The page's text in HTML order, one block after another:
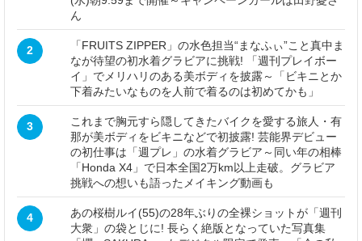
ん
2
「FRUITS ZIPPER」の水色担当“まなふぃ”こと真中ま
なが待望の初水着グラビアに挑戦! 「週刊プレイボー
イ」でメリハリのある美ボディを披露～「ビキニとか
下着みたいなものを人前で着るのは初めてかも」
3
これまで胸元すら隠してきたバイクを愛する旅人・有
那が美ボディをビキニなどで初披露! 芸能界デビュー
の初仕事は「週プレ」の水着グラビア～同い年の相棒
「Honda X4」で日本全国2万km以上走破。グラビア
挑戦への想いも語ったメイキング動画も
4
あの桜樹ルイ(55)の28年ぶりの全裸ショットが「週刊
大衆」の袋とじに! 長らく絶版となっていた写真集